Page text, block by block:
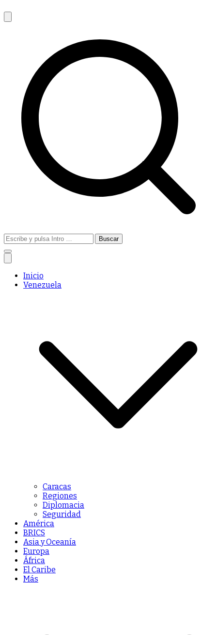
Buscar:
Inicio
Venezuela
Caracas
Regiones
Diplomacia
Seguridad
América
BRICS
Asia y Oceanía
Europa
África
El Caribe
Más